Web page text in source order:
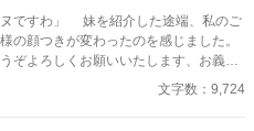
もお元気で〜ポーカーフェイスの似合
爵は、妻の残していった離婚受理証明
もやり返せない
に竜の生贄にされ壊れる。能ある鷹と
した途端、私のご
の顔つきが変わったのを感じました。
ぞよろしくお願いいたします、お義兄
ェイコブ様が私をチラッと見て、おっ
文字数：9,724